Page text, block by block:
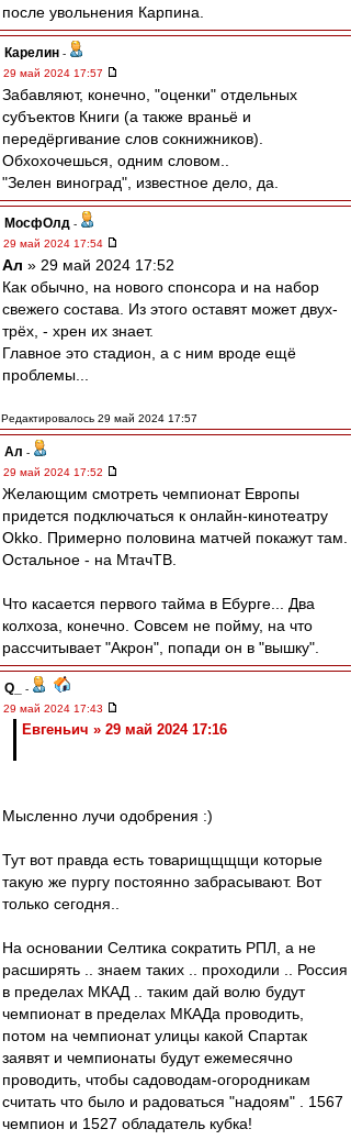
после увольнения Карпина.
Карелин -
29 май 2024 17:57
Забавляют, конечно, "оценки" отдельных
субъектов Книги (а также враньё и
передёргивание слов сокнижников).
Обхохочешься, одним словом..
"Зелен виноград", известное дело, да.
МосфОлд -
29 май 2024 17:54
Ал » 29 май 2024 17:52
Как обычно, на нового спонсора и на набор
свежего состава. Из этого оставят может двух-
трёх, - хрен их знает.
Главное это стадион, а с ним вроде ещё
проблемы...
Редактировалось 29 май 2024 17:57
Ал -
29 май 2024 17:52
Желающим смотреть чемпионат Европы
придется подключаться к онлайн-кинотеатру
Okko. Примерно половина матчей покажут там.
Остальное - на МтачТВ.
Что касается первого тайма в Ебурге... Два
колхоза, конечно. Совсем не пойму, на что
рассчитывает "Акрон", попади он в "вышку".
Q_
-
29 май 2024 17:43
Евгеньич » 29 май 2024 17:16
Мысленно лучи одобрения :)
Тут вот правда есть товарищщщщи которые
такую же пургу постоянно забрасывают. Вот
только сегодня..
На основании Селтика сократить РПЛ, а не
расширять .. знаем таких .. проходили .. Россия
в пределах МКАД .. таким дай волю будут
чемпионат в пределах МКАДа проводить,
потом на чемпионат улицы какой Спартак
заявят и чемпионаты будут ежемесячно
проводить, чтобы садоводам-огородникам
считать что было и радоваться "надоям" . 1567
чемпион и 1527 обладатель кубка!